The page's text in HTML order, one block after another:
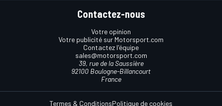
Contactez-nous
Votre opinion
Votre publicité sur Motorsport.com
Contactez l'équipe
sales@motorsport.com
39, rue de la Saussière
92100 Boulogne-Billancourt
France
Termes & ConditionsPolitique de cookies